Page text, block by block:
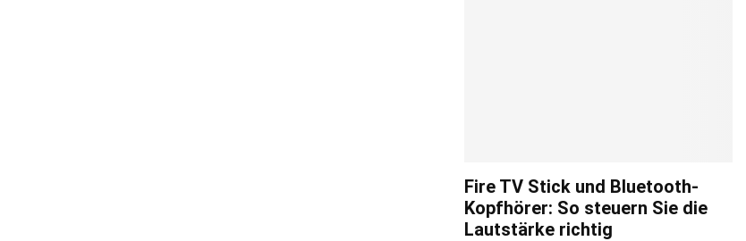
Fire TV Stick und Bluetooth-
Kopfhörer: So steuern Sie die
Lautstärke richtig